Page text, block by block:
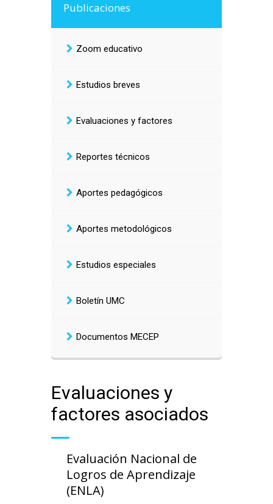
Publicaciones
Zoom educativo
Estudios breves
Evaluaciones y factores
Reportes técnicos
Aportes pedagógicos
Aportes metodológicos
Estudios especiales
Boletín UMC
Documentos MECEP
Evaluaciones y
factores asociados
Evaluación Nacional de
Logros de Aprendizaje
(ENLA)